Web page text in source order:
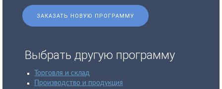
ЗАКАЗАТЬ НОВУЮ ПРОГРАММУ
Выбрать другую программу
Торговля и склад
Производство и продукция